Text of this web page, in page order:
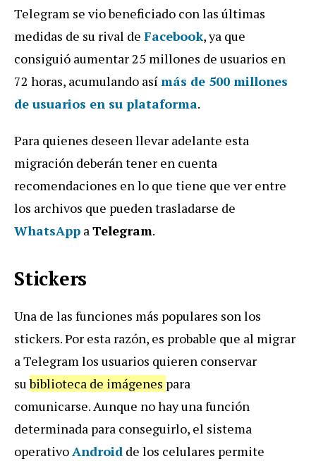
Telegram se vio beneficiado con las últimas
medidas de su rival de Facebook, ya que
consiguió aumentar 25 millones de usuarios en
72 horas, acumulando asímás de 500 millones
de usuarios en su plataforma.
Para quienes deseen llevar adelante esta
migración deberán tener en cuenta
recomendaciones en lo que tiene que ver entre
los archivos que pueden trasladarse de
WhatsApp aTelegram.
Stickers
Una de las funciones más populares son los
stickers. Por esta razón, es probable que al migrar
a Telegram los usuarios quieren conservar
subiblioteca de imágenes para
comunicarse. Aunque no hay una función
determinada para conseguirlo, el sistema
operativoAndroid de los celulares permite